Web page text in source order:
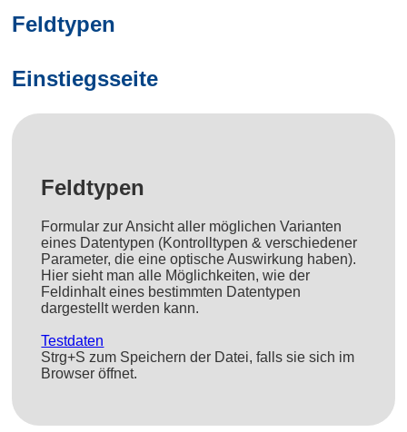
Feldtypen
Einstiegsseite
Feldtypen
Formular zur Ansicht aller möglichen Varianten
eines Datentypen (Kontrolltypen & verschiedener
Parameter, die eine optische Auswirkung haben).
Hier sieht man alle Möglichkeiten, wie der
Feldinhalt eines bestimmten Datentypen
dargestellt werden kann.
Testdaten
Strg+S zum Speichern der Datei, falls sie sich im
Browser öffnet.